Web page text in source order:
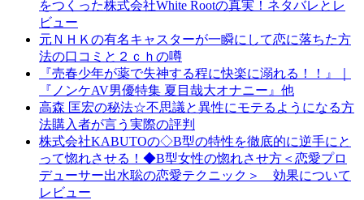
をつくった株式会社White Rootの真実！ネタバレとレ
ビュー
元ＮＨＫの有名キャスターが一瞬にして恋に落ちた方
法の口コミと２ｃｈの噂
『売春少年が薬で失神する程に快楽に溺れる！！』｜
『ノンケAV男優特集 夏目哉大オナニー』他
高森 匡宏の秘法☆不思議と異性にモテるようになる方
法購入者が言う実際の評判
株式会社KABUTOの◇B型の特性を徹底的に逆手にと
って惚れさせる！◆B型女性の惚れさせ方＜恋愛プロ
デューサー出水聡の恋愛テクニック＞ 効果について
レビュー